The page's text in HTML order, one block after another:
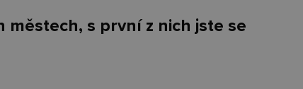
s první z nich jste se